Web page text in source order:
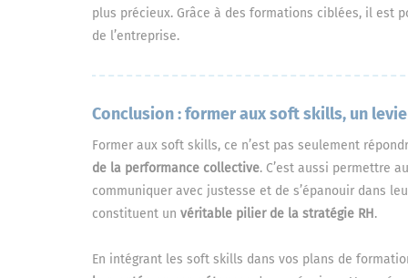
plus précieux. Grâce à des formations ciblées, il est
de l’entreprise.
Conclusion : former aux soft skills, un
Former aux soft skills, ce n’est pas seulement
de la performance collective. C’est aussi permettre
communiquer avec justesse et de s’épanouir dans
constituent un véritable pilier de la stratégie RH.
En intégrant les soft skills dans vos plans de